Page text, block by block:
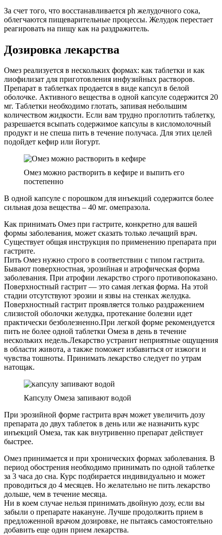
За счет того, что восстанавливается ph желудочного сока,
облегчаются пищеварительные процессы. Желудок перестает
реагировать на пищу как на раздражитель.
Дозировка лекарства
Омез реализуется в нескольких формах: как таблетки и как
лиофилизат для приготовления инфузийных растворов.
Препарат в таблетках продается в виде капсул в белой
оболочке. Активного вещества в одной капсуле содержится 20
мг. Таблетки необходимо глотать, запивая небольшим
количеством жидкости. Если вам трудно проглотить таблетку,
разрешается всыпать содержимое капсулы в кисломолочный
продукт и не спеша пить в течение получаса. Для этих целей
подойдет кефир или йогурт.
Омез можно растворить в кефире и выпить его
постепенно
В одной капсуле с порошком для инъекций содержится более
сильная доза вещества – 40 мг. омепразола.
Как принимать Омез при гастрите, конкретно для вашей
формы заболевания, может сказать только лечащий врач.
Существует общая инструкция по применению препарата при
гастрите.
Пить Омез нужно строго в соответствии с типом гастрита.
Бывают поверхностная, эрозийная и атрофическая форма
заболевания. При атрофии лекарство строго противопоказано.
Поверхностный гастрит — это самая легкая форма. На этой
стадии отсутствуют эрозии и язвы на стенках желудка.
Поверхностный гастрит проявляется только раздражением
слизистой оболочки желудка, протекание болезни идет
практически безболезненно.При легкой форме рекомендуется
пить не более одной таблетки Омеза в день в течение
нескольких недель.Лекарство устранит неприятные ощущения
в области живота, а также поможет избавиться от изжоги и
чувства тошноты. Принимать лекарство следует по утрам
натощак.
Капсулу Омеза запивают водой
При эрозийной форме гастрита врач может увеличить дозу
препарата до двух таблеток в день или же назначить курс
инъекций Омеза, так как внутривенно препарат действует
быстрее.
Омез принимается и при хронических формах заболевания. В
период обострения необходимо принимать по одной таблетке
за 3 часа до сна. Курс подбирается индивидуально и может
проводиться до 4 месяцев. Но желательно не пить лекарство
дольше, чем в течение месяца.
Ни в коем случае нельзя принимать двойную дозу, если вы
забыли о препарате накануне. Лучше продолжить прием в
предложенной врачом дозировке, не пытаясь самостоятельно
добавить еще один прием лекарства.